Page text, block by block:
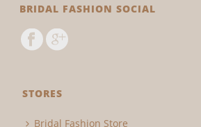
BRIDAL FASHION SOCIAL
STORES
Bridal Fashion Store